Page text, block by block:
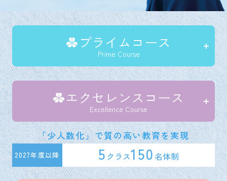
プライムコース
Prime Course
エクセレンスコース
Excellence Course
「少人数化」で質の高い教育を実現
2027年度以降 5 クラス150名体制